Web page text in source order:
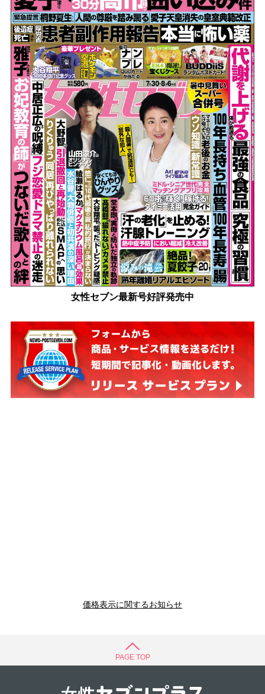
女性セブン最新号好評発売中
価格表示に関するお知らせ
PAGE TOP